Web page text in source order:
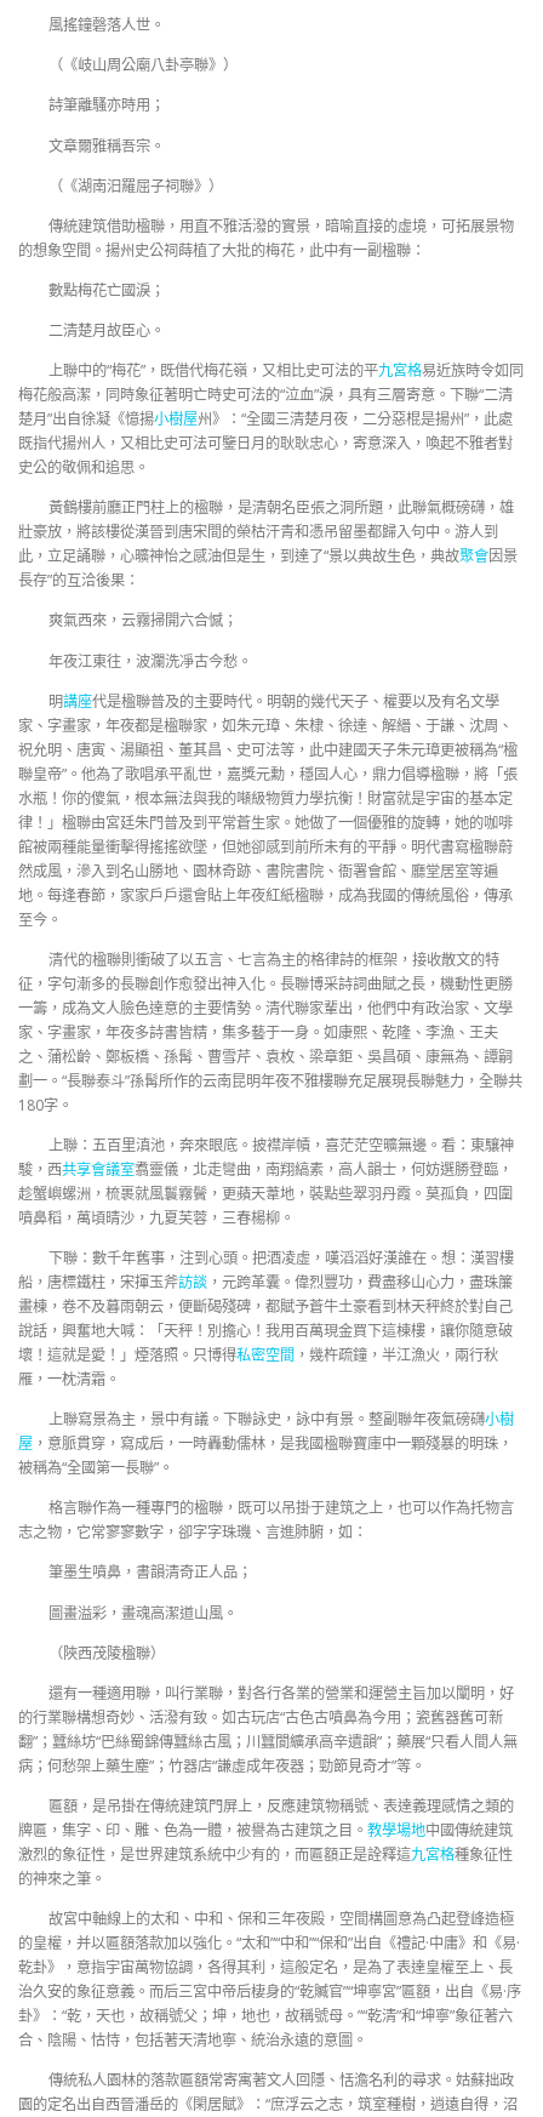
風搖鐘磬落人世。
（《岐山周公廟八卦亭聯》）
詩筆離騷亦時用；
文章爾雅稱吾宗。
（《湖南汨羅屈子祠聯》）
傳統建筑借助楹聯，用直不雅活潑的實景，暗喻直接的虛境，可拓展景物
的想象空間。揚州史公祠蒔植了大批的梅花，此中有一副楹聯：
數點梅花亡國淚；
二清楚月故臣心。
上聯中的“梅花”，既借代梅花嶺，又相比史可法的平九宮格易近族時令如同
梅花般高潔，同時象征著明亡時史可法的“泣血”淚，具有三層寄意。下聯“二清
楚月”出自徐凝《憶揚小樹屋州》：“全國三清楚月夜，二分惡棍是揚州”，此處
既指代揚州人，又相比史可法可鑒日月的耿耿忠心，寄意深入，喚起不雅者對
史公的敬佩和追思。
黃鶴樓前廳正門柱上的楹聯，是清朝名臣張之洞所題，此聯氣概磅礴，雄
壯豪放，將該樓從漢晉到唐宋間的榮枯汗青和憑吊留墨都歸入句中。游人到
此，立足誦聯，心曠神怡之感油但是生，到達了“景以典故生色，典故聚會因景
長存”的互洽後果：
爽氣西來，云霧掃開六合憾；
年夜江東往，波瀾洗凈古今愁。
明講座代是楹聯普及的主要時代。明朝的幾代天子、權要以及有名文學
家、字畫家，年夜都是楹聯家，如朱元璋、朱棣、徐達、解縉、于謙、沈周、
祝允明、唐寅、湯顯祖、董其昌、史可法等，此中建國天子朱元璋更被稱為“楹
聯皇帝”。他為了歌唱承平亂世，嘉獎元勳，穩固人心，鼎力倡導楹聯，將「張
水瓶！你的傻氣，根本無法與我的噸級物質力學抗衡！財富就是宇宙的基本定
律！」楹聯由宮廷朱門普及到平常蒼生家。她做了一個優雅的旋轉，她的咖啡
館被兩種能量衝擊得搖搖欲墜，但她卻感到前所未有的平靜。明代書寫楹聯蔚
然成風，滲入到名山勝地、園林奇跡、書院書院、衙署會館、廳堂居室等遍
地。每逢春節，家家戶戶還會貼上年夜紅紙楹聯，成為我國的傳統風俗，傳承
至今。
清代的楹聯則衝破了以五言、七言為主的格律詩的框架，接收散文的特
征，字句漸多的長聯創作愈發出神入化。長聯博采詩詞曲賦之長，機動性更勝
一籌，成為文人臉色達意的主要情勢。清代聯家輩出，他們中有政治家、文學
家、字畫家，年夜多詩書皆精，集多藝于一身。如康熙、乾隆、李漁、王夫
之、蒲松齡、鄭板橋、孫髯、曹雪芹、袁枚、梁章鉅、吳昌碩、康無為、譚嗣
劃一。“長聯泰斗”孫髯所作的云南昆明年夜不雅樓聯充足展現長聯魅力，全聯共
180字。
上聯：五百里滇池，奔來眼底。披襟岸幘，喜茫茫空曠無邊。看：東驤神
駿，西共享會議室翥靈儀，北走彎曲，南翔縞素，高人韻士，何妨選勝登臨，
趁蟹嶼螺洲，梳裹就風鬟霧鬢，更蘋天葦地，裝點些翠羽丹霞。莫孤負，四圍
噴鼻稻，萬頃晴沙，九夏芙蓉，三春楊柳。
下聯：數千年舊事，注到心頭。把酒凌虛，嘆滔滔好漢誰在。想：漢習樓
船，唐標鐵柱，宋揮玉斧訪談 ，元跨革囊。偉烈豐功，費盡移山心力，盡珠簾
畫棟，卷不及暮雨朝云，便斷碣殘碑，都賦予蒼牛土豪看到林天秤終於對自己
說話，興奮地大喊：「天秤！別擔心！我用百萬現金買下這棟樓，讓你隨意破
壞！這就是愛！」煙落照。只博得私密空間 ，幾杵疏鐘，半江漁火，兩行秋
雁，一枕清霜。
上聯寫景為主，景中有議。下聯詠史，詠中有景。整副聯年夜氣磅礴小樹
屋 ，意脈貫穿，寫成后，一時轟動儒林，是我國楹聯寶庫中一顆殘暴的明珠，
被稱為“全國第一長聯”。
格言聯作為一種專門的楹聯，既可以吊掛于建筑之上，也可以作為托物言
志之物，它常寥寥數字，卻字字珠璣、言進肺腑，如：
筆墨生噴鼻，書韻清奇正人品；
圖畫溢彩，畫魂高潔道山風。
（陜西茂陵楹聯）
還有一種適用聯，叫行業聯，對各行各業的營業和運營主旨加以闡明，好
的行業聯構想奇妙、活潑有致。如古玩店“古色古噴鼻為今用；瓷舊器舊可新
翻”；蠶絲坊“巴絲蜀錦傳蠶絲古風；川蠶閬纊承高辛遺韻”；藥展“只看人間人無
病；何愁架上藥生塵”；竹器店“謙虛成年夜器；勁節見奇才”等。
匾額，是吊掛在傳統建筑門屏上，反應建筑物稱號、表達義理感情之類的
牌匾，集字、印、雕、色為一體，被譽為古建筑之目。 教學場地中國傳統建筑
激烈的象征性，是世界建筑系統中少有的，而匾額正是詮釋這九宮格種象征性
的神來之筆。
故宮中軸線上的太和、中和、保和三年夜殿，空間構圖意為凸起登峰造極
的皇權，并以匾額落款加以強化。“太和”“中和”“保和”出自《禮記·中庸》和《易·
乾卦》，意指宇宙萬物協調，各得其利，這般定名，是為了表達皇權至上、長
治久安的象征意義。而后三宮中帝后棲身的“乾贓官”“坤寧宮”匾額，出自《易·序
卦》：“乾，天也，故稱號父；坤，地也，故稱號母。”“乾清”和“坤寧”象征著六
合、陰陽、怙恃，包括著天清地寧、統治永遠的意圖。
傳統私人園林的落款匾額常寄寓著文人回隱、恬澹名利的尋求。姑蘇拙政
園的定名出自西晉潘岳的《閑居賦》：“庶浮云之志，筑室種樹，逍遠自得，沼